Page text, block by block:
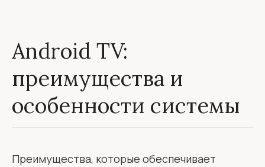
Android TV:
преимущества и
особенности системы
Преимущества, которые обеспечивает